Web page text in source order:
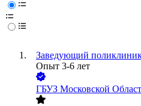
Заведующий
Опыт 3-6 лет
ГБУЗ Московской